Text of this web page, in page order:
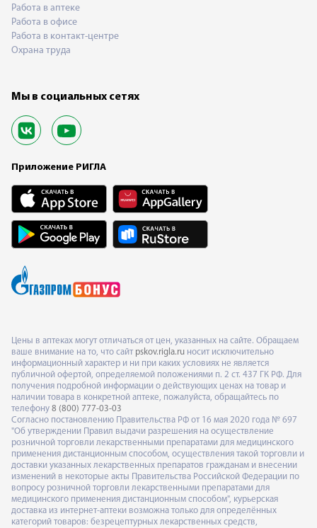
Работа в аптеке
Работа в офисе
Работа в контакт-центре
Охрана труда
Мы в социальных сетях
Приложение РИГЛА
Цены в аптеках могут отличаться от цен, указанных на сайте. Обращаем
ваше внимание на то, что сайт pskov.rigla.ru носит исключительно
информационный характер и ни при каких условиях не является
публичной офертой, определяемой положениями п. 2 ст. 437 ГК РФ. Для
получения подробной информации о действующих ценах на товар и
наличии товара в конкретной аптеке, пожалуйста, обращайтесь по
телефону 8 (800) 777-03-03
Согласно постановлению Правительства РФ от 16 мая 2020 года № 697
"Об утверждении Правил выдачи разрешения на осуществление
розничной торговли лекарственными препаратами для медицинского
применения дистанционным способом, осуществления такой торговли и
доставки указанных лекарственных препаратов гражданам и внесении
изменений в некоторые акты Правительства Российской Федерации по
вопросу розничной торговли лекарственными препаратами для
медицинского применения дистанционным способом", курьерская
доставка из интернет-аптеки возможна только для определённых
категорий товаров: безрецептурных лекарственных средств,